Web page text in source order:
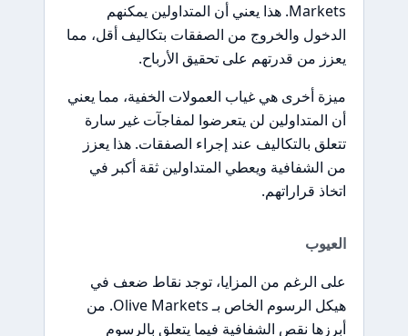
Markets. هذا يعني أن المتداولين يمكنهم
الدخول والخروج من الصفقات بتكاليف أقل، مما
يعزز من قدرتهم على تحقيق الأرباح.
ميزة أخرى هي غياب العمولات الخفية، مما يعني
أن المتداولين لن يتعرضوا لمفاجآت غير سارة
تتعلق بالتكاليف عند إجراء الصفقات. هذا يعزز
من الشفافية ويعطي المتداولين ثقة أكبر في
اتخاذ قراراتهم.
العيوب
على الرغم من المزايا، توجد نقاط ضعف في
هيكل الرسوم الخاص بـ Olive Markets. من
أبرزها نقص الشفافية فيما يتعلق بالرسوم